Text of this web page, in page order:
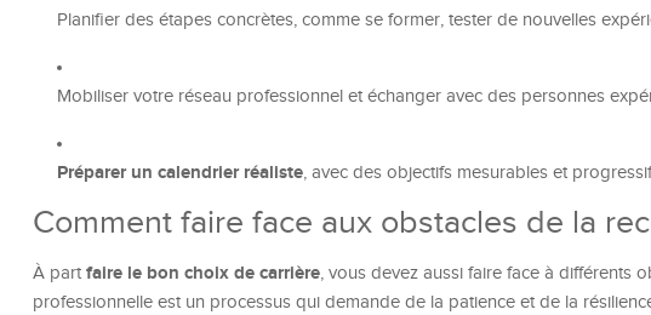
Planifier des étapes concrètes, comme se former, tester de nouvelles
Mobiliser votre réseau professionnel et échanger avec des personnes
Préparer un calendrier réaliste, avec des objectifs mesurables et
Comment faire face aux obstacles de la
À part faire le bon choix de carrière, vous devez aussi faire face à différents
professionnelle est un processus qui demande de la patience et de la